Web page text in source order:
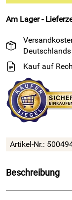
Am Lager -
Deutschlands
Kauf auf
Artikel-Nr.:
Beschreibung
Hochwertiger